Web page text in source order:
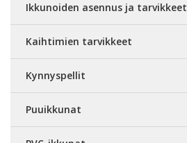
Ikkunoiden asennus ja tarvikkeet
Kaihtimien tarvikkeet
Kynnyspellit
Puuikkunat